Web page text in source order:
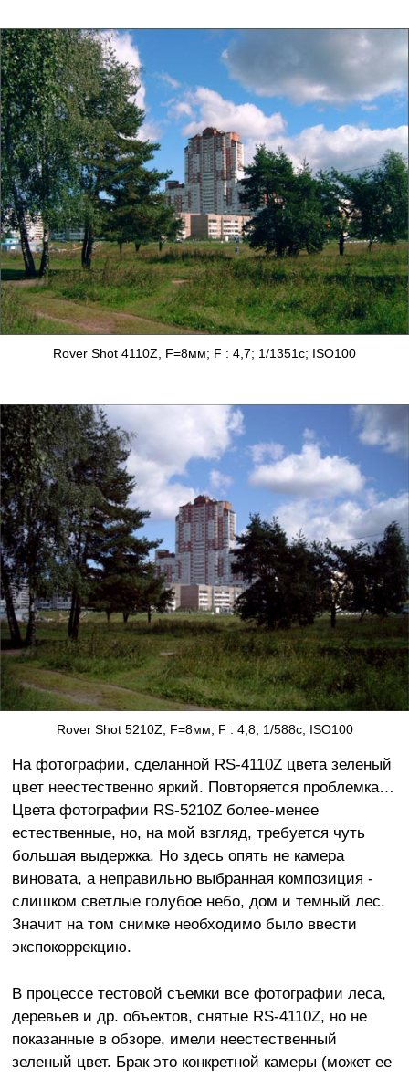
Rover Shot 4110Z, F=8мм; F : 4,7; 1/1351с; ISO100
Rover Shot 5210Z, F=8мм; F : 4,8; 1/588с; ISO100
На фотографии, сделанной RS-4110Z цвета зеленый
цвет неестественно яркий. Повторяется проблемка…
Цвета фотографии RS-5210Z более-менее
естественные, но, на мой взгляд, требуется чуть
большая выдержка. Но здесь опять не камера
виновата, а неправильно выбранная композиция -
слишком светлые голубое небо, дом и темный лес.
Значит на том снимке необходимо было ввести
экспокоррекцию.
В процессе тестовой съемки все фотографии леса,
деревьев и др. объектов, снятые RS-4110Z, но не
показанные в обзоре, имели неестественный
зеленый цвет. Брак это конкретной камеры (может ее